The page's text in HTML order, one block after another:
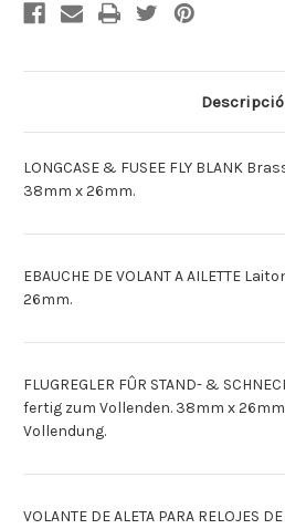
38MM
LONGCASE & FUSEE FLY BLANK
38mm x 26mm.
EBAUCHE DE VOLANT A AILETTE
26mm.
FLUGREGLER FÛR STAND- &
fertig zum Vollenden. 38mm x
Vollendung.
VOLANTE DE ALETA PARA RELOJES